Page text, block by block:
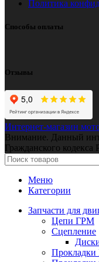
Политика
Способы оплаты
Отзывы
Интернет-магазин
Внимание. Данный
Гражданского
Меню
Категории
Запчасти для
Цепи ГРМ
Сцепление